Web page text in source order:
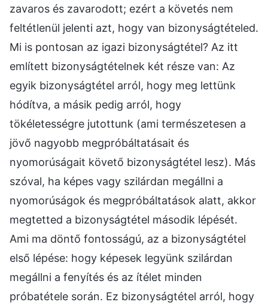
zavaros és zavarodott; ezért a követés nem
feltétlenül jelenti azt, hogy van bizonyságtételed.
Mi is pontosan az igazi bizonyságtétel? Az itt
említett bizonyságtételnek két része van: Az
egyik bizonyságtétel arról, hogy meg lettünk
hódítva, a másik pedig arról, hogy
tökéletességre jutottunk (ami természetesen a
jövő nagyobb megpróbáltatásait és
nyomorúságait követő bizonyságtétel lesz). Más
szóval, ha képes vagy szilárdan megállni a
nyomorúságok és megpróbáltatások alatt, akkor
megtetted a bizonyságtétel második lépését.
Ami ma döntő fontosságú, az a bizonyságtétel
első lépése: hogy képesek legyünk szilárdan
megállni a fenyítés és az ítélet minden
próbatétele során. Ez bizonyságtétel arról, hogy